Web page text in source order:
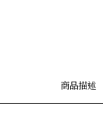
商品描述